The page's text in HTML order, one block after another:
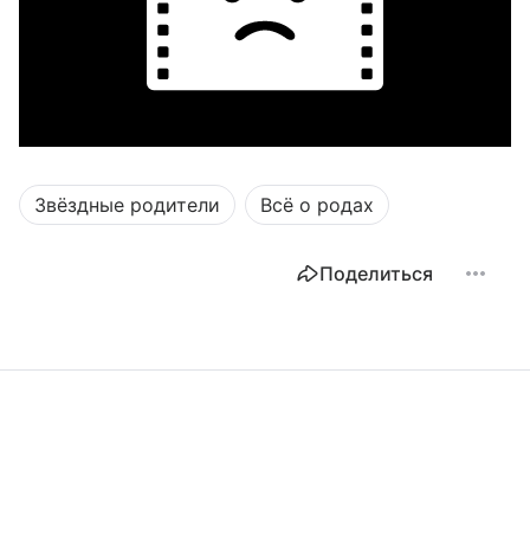
Звёздные родители Всё о родах
Поделиться